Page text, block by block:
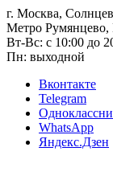
г. Москва,
Метро Румянцево,
Вт-Вс: с 10:00 до
Пн: выходной
Вконтакте
Telegram
WhatsApp
Яндекс.Дзен